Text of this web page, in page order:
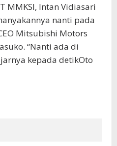
MMKSI, Intan Vidiasari
nanti pada
Mitsubishi Motors
“Nanti ada di
kepada detikOto